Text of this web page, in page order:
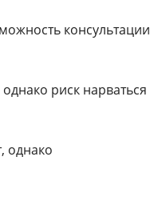
консультации
риск нарваться
однако